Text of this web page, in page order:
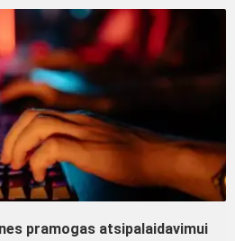
pramogas atsipalaidavimui